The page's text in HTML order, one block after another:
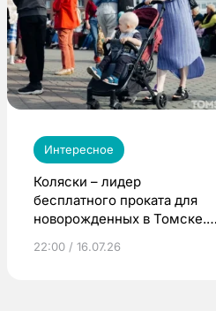
Интересное
Коляски – лидер
бесплатного проката для
новорожденных в Томске.
22:00 / 16.07.26